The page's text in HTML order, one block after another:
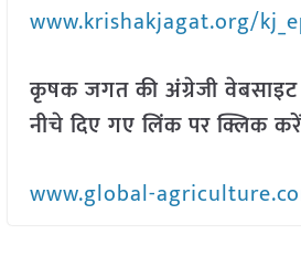
www.krishakjagat.org/
कृषक जगत की अंग्रेजी
नीचे दिए गए लिंक पर क्लिक
www.global-